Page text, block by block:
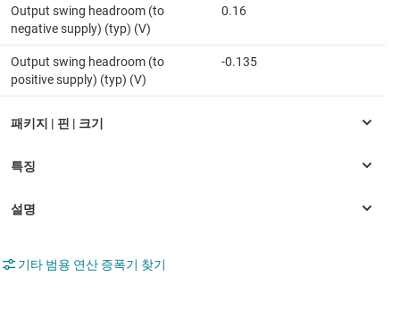
Output swing headroom (to
negative supply) (typ) (V)
0.16
Output swing headroom (to
positive supply) (typ) (V)
-0.135
기타 범용 연산 증폭기 찾기